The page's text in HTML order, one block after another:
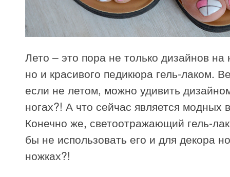
Лето – это пора не только дизайнов на
но и красивого педикюра гель-лаком.
если не летом, можно удивить
ногах?! А что сейчас является модных
Конечно же, светоотражающий гель-
бы не использовать его и для декора
ножках?!